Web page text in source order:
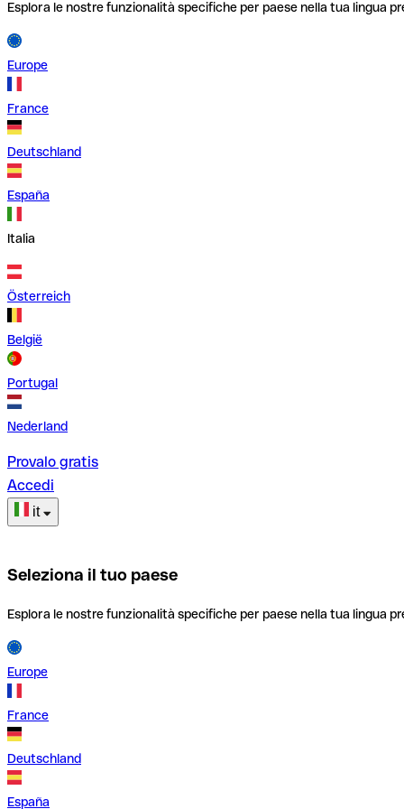
Esplora le nostre funzionalità specifiche per paese nella tua lingua
Europe
France
Deutschland
España
Italia
Österreich
België
Portugal
Nederland
Provalo gratis
Accedi
it
Seleziona il tuo paese
Esplora le nostre funzionalità specifiche per paese nella tua lingua
Europe
France
Deutschland
España